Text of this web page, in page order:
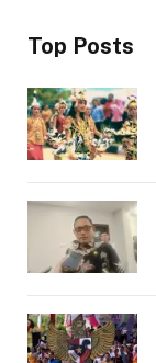
Top Posts